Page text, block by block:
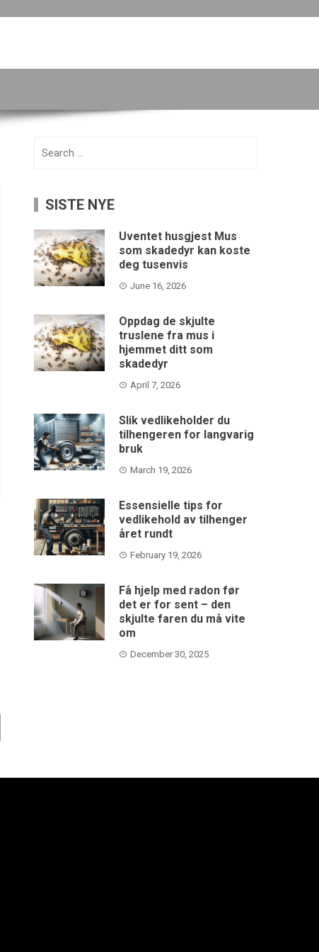
SISTE NYE
Uventet husgjest Mus
som skadedyr kan koste
deg tusenvis
June 16, 2026
Oppdag de skjulte
truslene fra mus i
hjemmet ditt som
skadedyr
April 7, 2026
Slik vedlikeholder du
tilhengeren for langvarig
bruk
March 19, 2026
Essensielle tips for
vedlikehold av tilhenger
året rundt
February 19, 2026
Få hjelp med radon før
det er for sent – den
skjulte faren du må vite
om
December 30, 2025